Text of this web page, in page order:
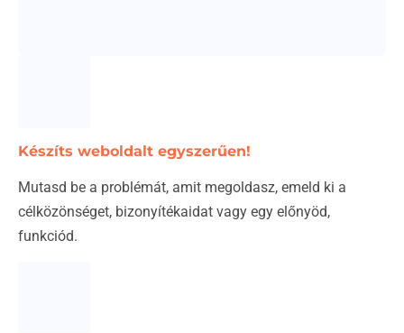
Készíts weboldalt egyszerűen!
Mutasd be a problémát, amit megoldasz, emeld ki a
célközönséget, bizonyítékaidat vagy egy előnyöd,
funkciód.